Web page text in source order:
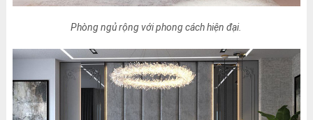
Phòng ngủ rộng với phong cách hiện đại.